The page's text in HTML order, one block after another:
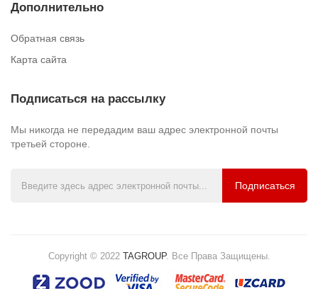
Дополнительно
Обратная связь
Карта сайта
Подписаться на рассылку
Мы никогда не передадим ваш адрес электронной почты
третьей стороне.
Подписаться
Copyright © 2022 TAGROUP. Все Права Защищены.